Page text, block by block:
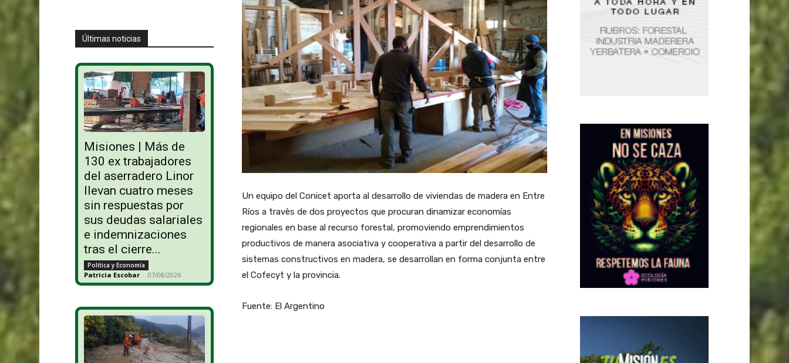
Últimas noticias
Misiones | Más de
130 ex trabajadores
del aserradero Linor
llevan cuatro meses
sin respuestas por
sus deudas salariales
e indemnizaciones
tras el cierre...
Política y Economía
Patricia Escobar - 07/08/2026
Un equipo del Conicet aporta al desarrollo de viviendas de madera en Entre
Ríos a travès de dos proyectos que procuran dinamizar economías
regionales en base al recurso forestal, promoviendo emprendimientos
productivos de manera asociativa y cooperativa a partir del desarrollo de
sistemas constructivos en madera, se desarrollan en forma conjunta entre
el Cofecyt y la provincia.
Fuente: El Argentino